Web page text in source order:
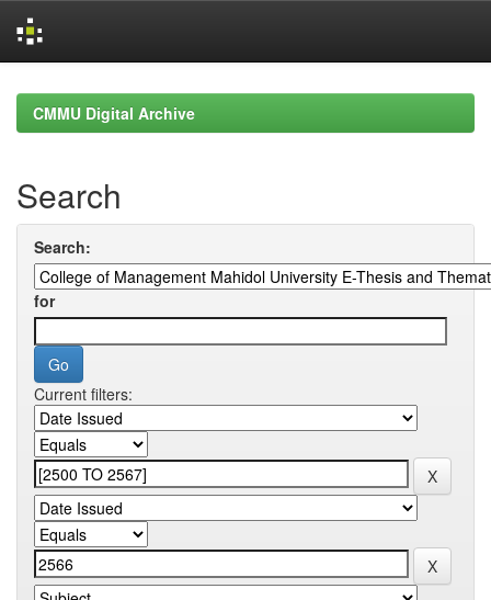
navigationCMMU Digital Archive
Search
Search:
for
Current filters: